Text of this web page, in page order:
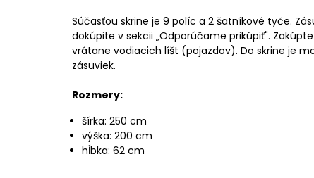
Súčasťou skrine je 9 políc a 2 šatníkové tyče.
dokúpite v sekcii „Odporúčame prikúpiť".
vrátane vodiacich líšt (pojazdov). Do skrine je
zásuviek.
Rozmery:
šírka: 250 cm
výška: 200 cm
hĺbka: 62 cm